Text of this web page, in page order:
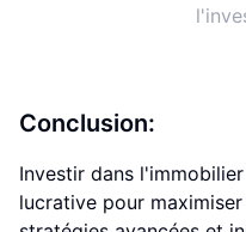
Conclusion:
Investir dans
lucrative pour